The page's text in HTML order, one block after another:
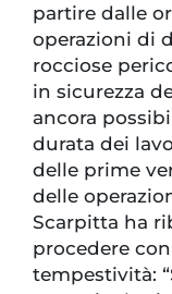
partire dalle
operazioni di
rocciose
in sicurezza
ancora
durata dei
delle prime
delle
Scarpitta ha
procedere
tempestività: